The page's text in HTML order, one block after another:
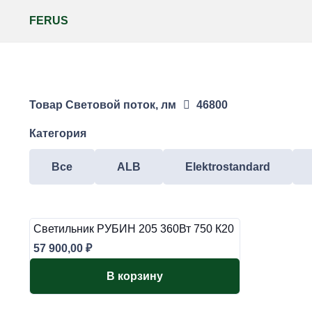
FERUS
Товар Световой поток, лм 46800
Категория
Все ALB Elektrostandard
Светильник РУБИН 205 360Вт 750 К20
57 900,00 ₽
В корзину